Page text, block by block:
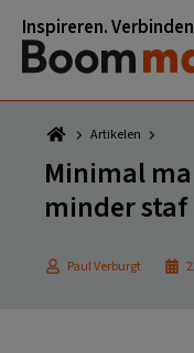
naar
hoofdnavigatie
naar
hoofd
inhoud
naar
eerste
sidebar
naar
voettekst
Inspireren.
Artikelen
Minimal
minder staf
Paul Verburgt